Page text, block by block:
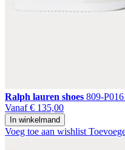
Ralph lauren shoes 809-
Vanaf € 135,00
In winkelmand
Voeg toe aan wishlist